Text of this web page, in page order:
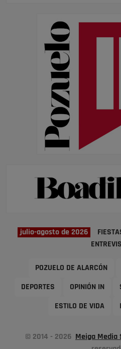
julio-agosto de 2026
POZUELO DE ALARCÓN
DEPORTES OPINIÓN IN
ESTILO DE VIDA
© 2014 - 2026 Meiga Media